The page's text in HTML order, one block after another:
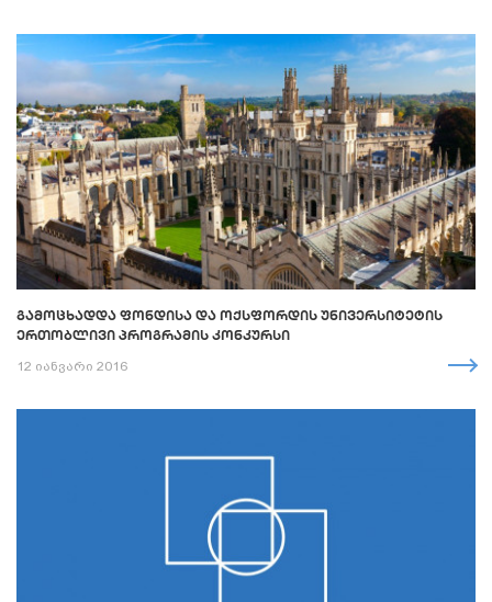
ᲒᲐᲛᲝᲪᲮᲐᲓᲓᲐ ᲤᲝᲜᲓᲘᲡᲐ ᲓᲐ ᲝᲥᲡᲤᲝᲠᲓᲘᲡ ᲣᲜᲘᲕᲔᲠᲡᲘᲢᲔᲢᲘᲡ
ᲔᲠᲗᲝᲑᲚᲘᲕᲘ ᲞᲠᲝᲒᲠᲐᲛᲘᲡ ᲙᲝᲜᲙᲣᲠᲡᲘ
12 იანვარი 2016